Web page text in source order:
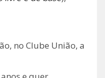
no Clube União, a